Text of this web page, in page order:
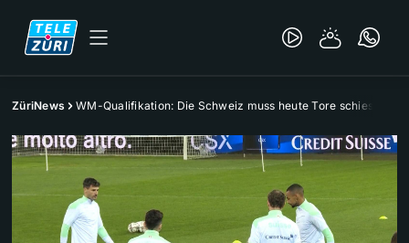
ZüriNews WM-Qualifikation: Die Schweiz muss heute Tore schiessen